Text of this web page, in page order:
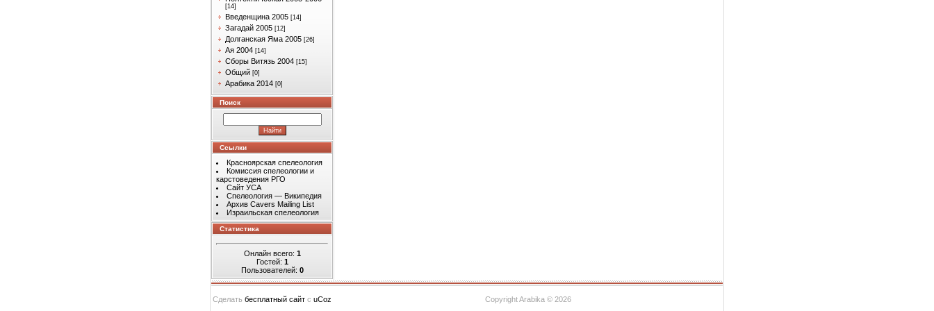
[14]
Введенщина 2005 [14]
Загадай 2005 [12]
Долганская Яма 2005 [26]
Ая 2004 [14]
Сборы Витязь 2004 [15]
Общий [0]
Арабика 2014 [0]
Поиск
Ссылки
Красноярская спелеология
Комиссия спелеологии и
карстоведения РГО
Сайт УСА
Спелеология — Википедия
Архив Cavers Mailing List
Израильская спелеология
Статистика
Онлайн всего: 1
Гостей: 1
Пользователей: 0
Сделать бесплатный сайт с uCoz Copyright Arabika © 2026